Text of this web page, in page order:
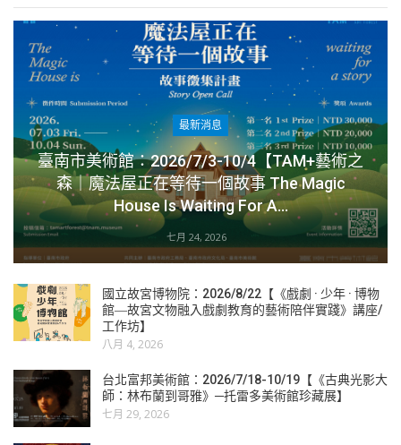
最新消息
臺南市美術館：2026/7/3-10/4【TAM+藝術之
森｜魔法屋正在等待一個故事 The Magic
House Is Waiting For A…
七月 24, 2026
國立故宮博物院：2026/8/22【《戲劇 · 少年 · 博物
館―故宮文物融入戲劇教育的藝術陪伴實踐》講座/
工作坊】
八月 4, 2026
台北富邦美術館：2026/7/18-10/19【《古典光影大
師：林布蘭到哥雅》─托雷多美術館珍藏展】
七月 29, 2026